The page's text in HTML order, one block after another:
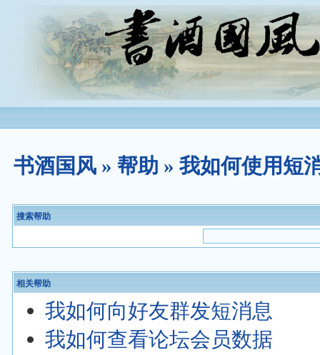
书酒国风 »帮助 » 我如何使用短
搜索帮助
相关帮助
我如何向好友群发短消息
我如何查看论坛会员数据